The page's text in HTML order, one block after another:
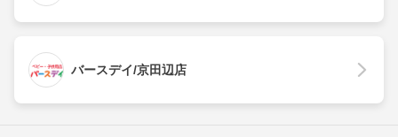
バースデイ/京田辺店